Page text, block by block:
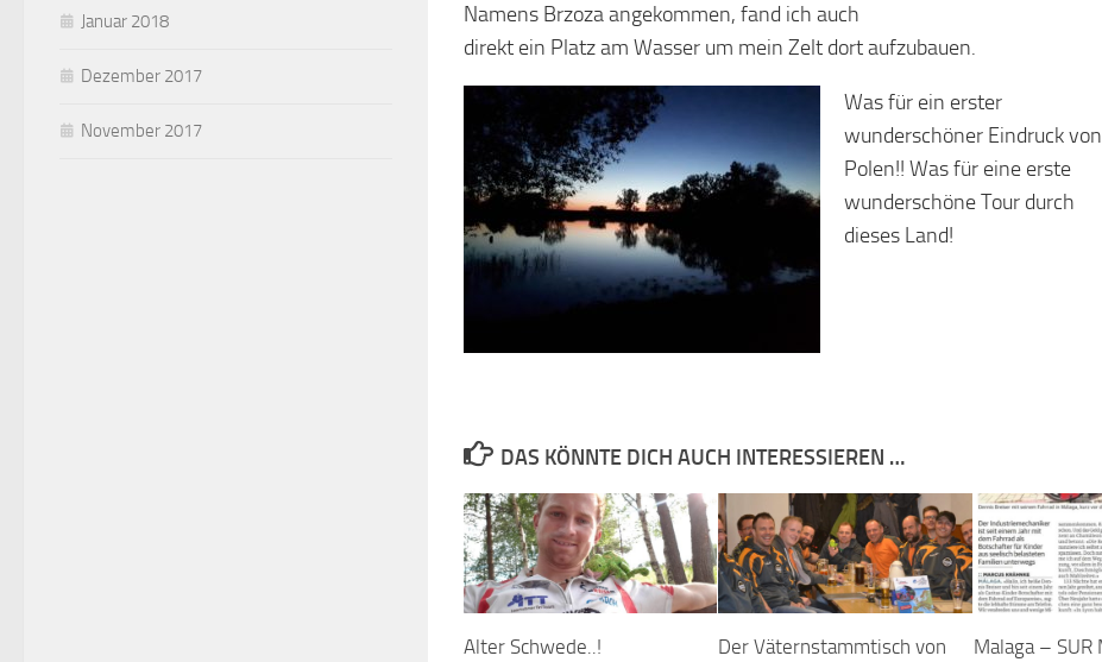
Namens Brzoza angekommen, fand ich auch
direkt ein Platz am Wasser um mein Zelt dort aufzubauen.
Was für ein erster
wunderschöner Eindruck von
Polen!! Was für eine erste
wunderschöne Tour durch
dieses Land!
DAS KÖNNTE DICH AUCH INTERESSIEREN …
Alter Schwede..! Der Väternstammtisch von Malaga – SUR
Januar 2018
Dezember 2017
November 2017